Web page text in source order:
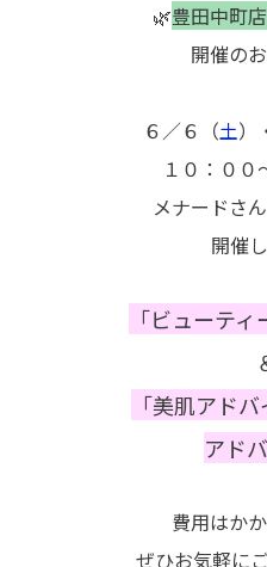
🌿豊田中町
開催の
６／６（土）
１０：００
メナードさ
開催
「ビューティ
「美肌アド
アド
費用はか
ぜひお気軽に